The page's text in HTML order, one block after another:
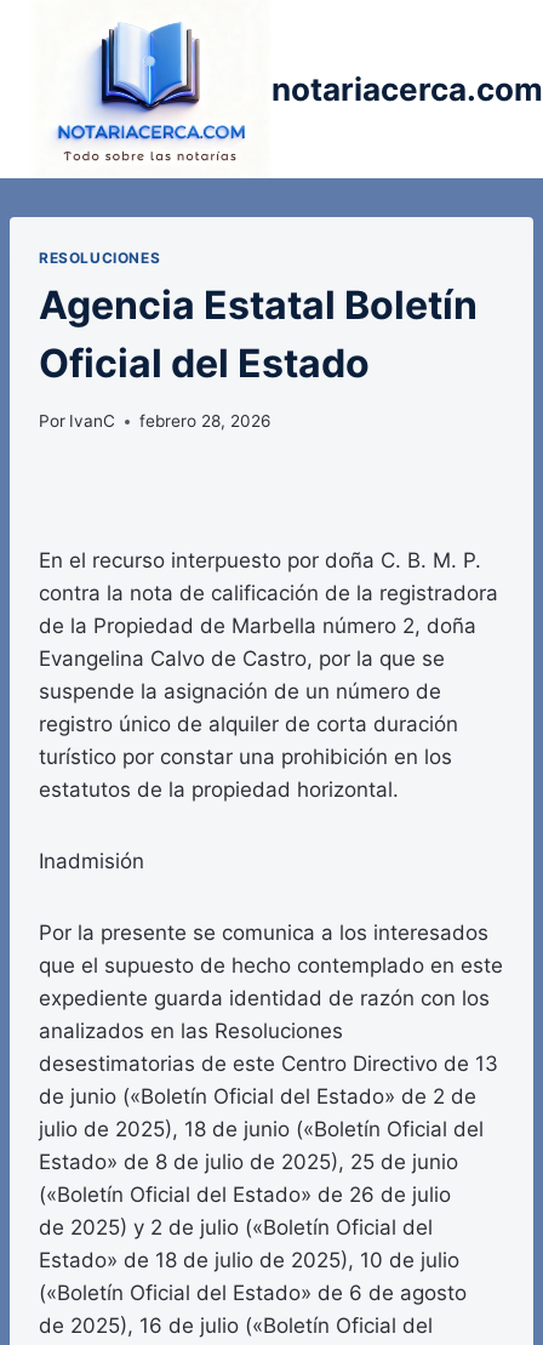
notariacerca.com
RESOLUCIONES
Agencia Estatal Boletín
Oficial del Estado
Por IvanC febrero 28, 2026
En el recurso interpuesto por doña C. B. M. P.
contra la nota de calificación de la registradora
de la Propiedad de Marbella número 2, doña
Evangelina Calvo de Castro, por la que se
suspende la asignación de un número de
registro único de alquiler de corta duración
turístico por constar una prohibición en los
estatutos de la propiedad horizontal.
Inadmisión
Por la presente se comunica a los interesados
que el supuesto de hecho contemplado en este
expediente guarda identidad de razón con los
analizados en las Resoluciones
desestimatorias de este Centro Directivo de 13
de junio («Boletín Oficial del Estado» de 2 de
julio de 2025), 18 de junio («Boletín Oficial del
Estado» de 8 de julio de 2025), 25 de junio
(«Boletín Oficial del Estado» de 26 de julio
de 2025) y 2 de julio («Boletín Oficial del
Estado» de 18 de julio de 2025), 10 de julio
(«Boletín Oficial del Estado» de 6 de agosto
de 2025), 16 de julio («Boletín Oficial del